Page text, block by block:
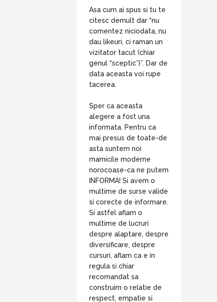
Asa cum ai spus si tu te
citesc demult dar “nu
comentez niciodata, nu
dau likeuri, ci raman un
vizitator tacut (chiar
genul “sceptic”)”. Dar de
data aceasta voi rupe
tacerea.
Sper ca aceasta
alegere a fost una
informata. Pentru ca
mai presus de toate-de
asta suntem noi
mamicile moderne
norocoase-ca ne putem
INFORMA! Si avem o
multime de surse valide
si corecte de informare.
Si astfel aflam o
multime de lucruri
despre alaptare, despre
diversificare, despre
cursuri, aflam ca e in
regula si chiar
recomandat sa
construim o relatie de
respect, empatie si